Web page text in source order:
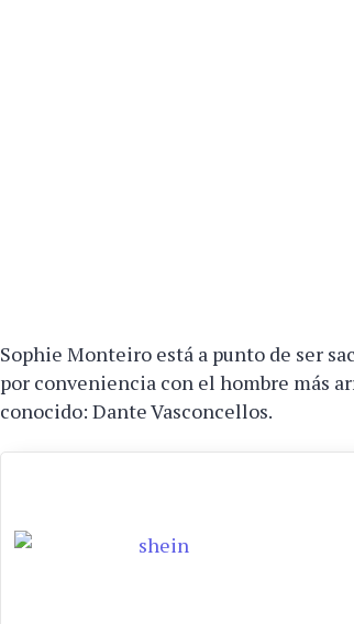
Sophie Monteiro está a punto de ser
por conveniencia con el hombre más
conocido: Dante Vasconcellos.